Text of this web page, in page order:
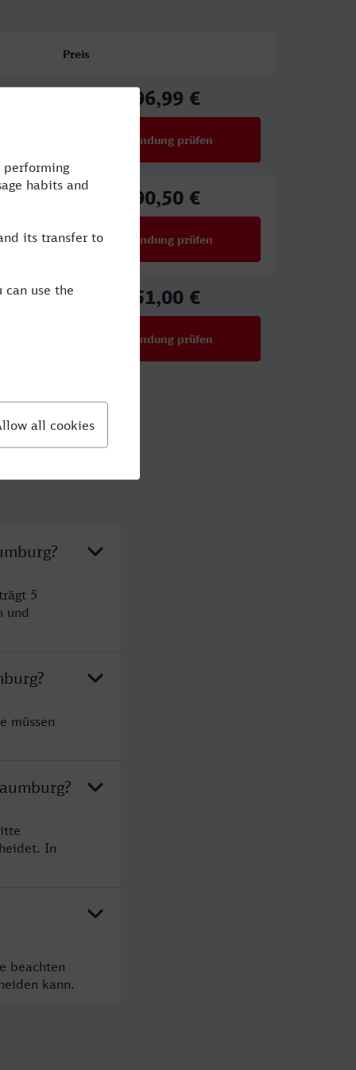
Preis
96,99 €
Verbindung prüfen
90,50 €
Verbindung prüfen
51,00 €
Verbindung prüfen
5
und
müssen
In
beachten
kann.